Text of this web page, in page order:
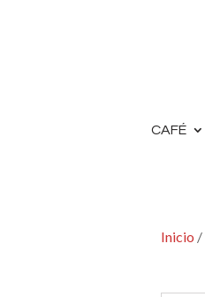
CAFÉ
Inicio /